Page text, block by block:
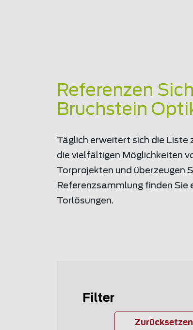
Referenzen
Bruchstein
Täglich erweitert sich die
die vielfältigen Möglichkeiten
Torprojekten und überzeugen
Referenzsammlung finden Sie
Torlösungen.
Filter
Zurücksetzen